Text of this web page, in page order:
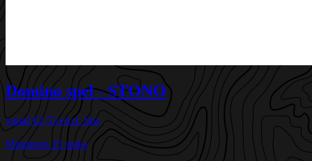
Domino spel - STONO
vanaf€2,53excl. btw
Minimum 25 stuks